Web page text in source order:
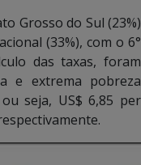
Grosso do Sul (23%)
(33%), com o 6°
das taxas, foram
e extrema pobreza
seja, US$ 6,85 per